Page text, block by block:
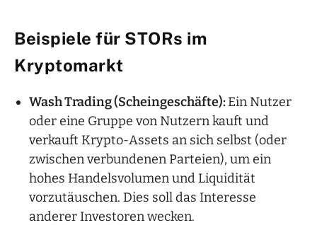
Beispiele für STORs im
Kryptomarkt
Wash Trading (Scheingeschäfte):Ein Nutzer
oder eine Gruppe von Nutzern kauft und
verkauft Krypto-Assets an sich selbst (oder
zwischen verbundenen Parteien), um ein
hohes Handelsvolumen und Liquidität
vorzutäuschen. Dies soll das Interesse
anderer Investoren wecken.